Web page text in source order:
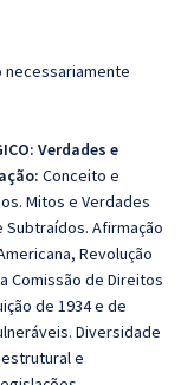
necessariamente
Verdades e
Conceito e
Mitos e Verdades
Afirmação
Revolução
Comissão de Direitos
de 1934 e de
Diversidade
e